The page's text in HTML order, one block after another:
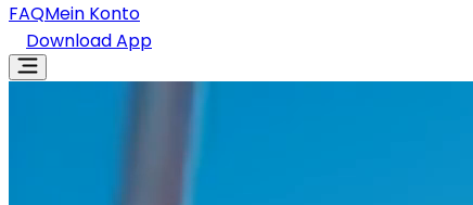
FAQMein Konto
Download App